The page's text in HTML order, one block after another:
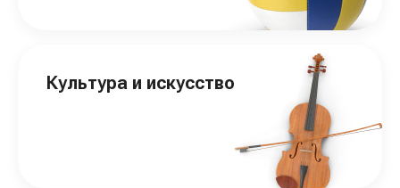
Культура и искусство